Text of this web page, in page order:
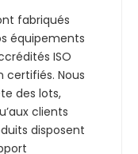
fabriqués
équipements
ISO
certifiés. Nous
des lots,
clients
disposent